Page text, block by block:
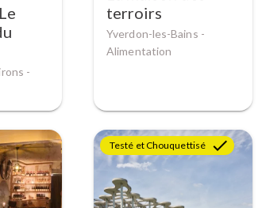
-
terroirs
Yverdon-les-Bains -
Alimentation
Testé et Chouquettisé